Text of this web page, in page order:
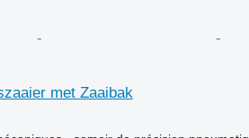
met Zaaibak